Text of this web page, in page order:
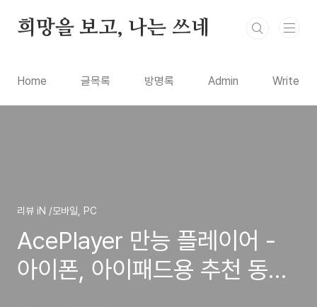
희망을 보고, 나는 쓰네
Home 글목록 방명록 Admin Write
리뷰 iN /모바일, PC
AcePlayer 만능 플레이어 -
아이폰, 아이패드용 추천 동영